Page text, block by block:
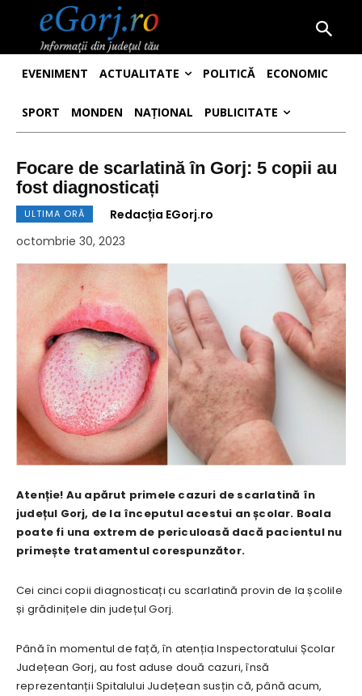
EVENIMENT ACTUALITATE POLITICĂ ECONOMIC
SPORT MONDEN NAȚIONAL PUBLICITATE
Focare de scarlatină în Gorj: 5 copii au
fost diagnosticați
ULTIMA ORĂ
Redacția EGorj.ro
octombrie 30, 2023
Atenție! Au apărut primele cazuri de scarlatină în
județul Gorj, de la începutul acestui an școlar. Boala
poate fi una extrem de periculoasă dacă pacientul nu
primește tratamentul corespunzător.
Cei cinci copii diagnosticați cu scarlatină provin de la școlile
și grădinițele din județul Gorj.
Până în momentul de față, în atenția Inspectoratului Școlar
Județean Gorj, au fost aduse două cazuri, însă
reprezentanții Spitalului Județean susțin că, până acum,